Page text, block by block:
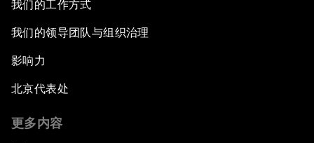
我们的工作方式
我们的领导团队与组织治理
影响力
北京代表处
更多内容